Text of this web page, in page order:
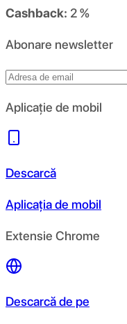
Cashback: 2 %
Abonare newsletter
Aplicație de mobil
Descarcă
Aplicația de mobil
Extensie Chrome
Descarcă de pe